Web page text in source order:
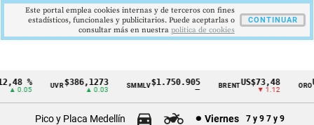
Cintillo
%
0.05
UVR$386,1273
▲ 0.03
SMMLV$1.750.905 BRENTUS$73,48
▼ 1.12
ORO
Pico y Placa Medellín Viernes 7 y 9 7 y 9
Este portal emplea cookies internas y de terceros con fines
estadísticos, funcionales y publicitarios. Puede aceptarlas o
consultar más en nuestra politica de cookies
CONTINUAR